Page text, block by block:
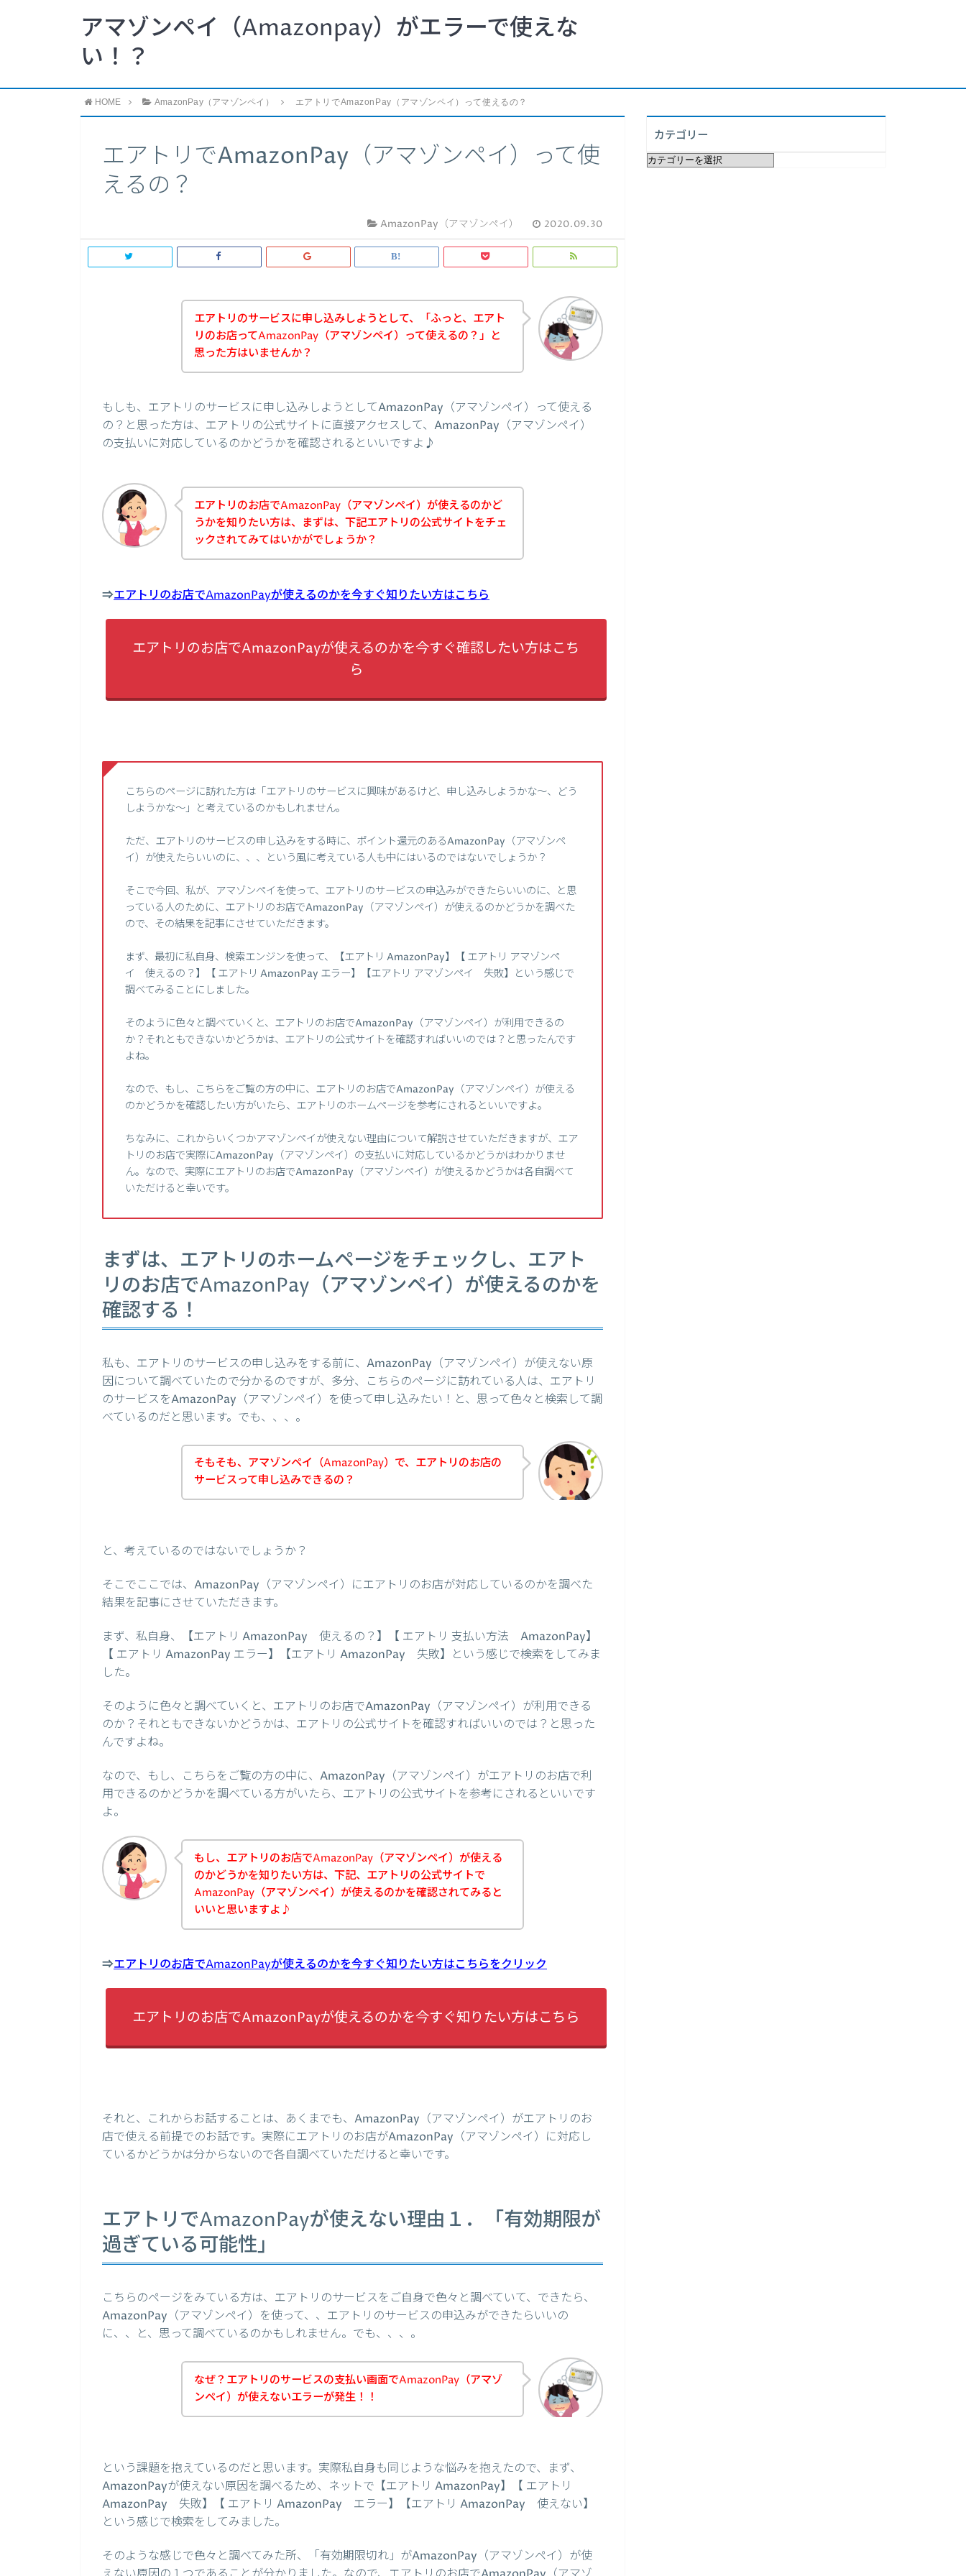
アマゾンペイ（Amazonpay）がエラーで使えな
い！？
HOME AmazonPay（アマゾンペイ） エアトリでAmazonPay（アマゾンペイ）って使えるの？
エアトリでAmazonPay（アマゾンペイ）って使
えるの？
AmazonPay（アマゾンペイ） 2020.09.30
エアトリのサービスに申し込みしようとして、「ふっと、エアト
リのお店ってAmazonPay（アマゾンペイ）って使えるの？」と
思った方はいませんか？
もしも、エアトリのサービスに申し込みしようとしてAmazonPay（アマゾンペイ）って使える
の？と思った方は、エアトリの公式サイトに直接アクセスして、AmazonPay（アマゾンペイ）
の支払いに対応しているのかどうかを確認されるといいですよ♪
エアトリのお店でAmazonPay（アマゾンペイ）が使えるのかど
うかを知りたい方は、まずは、下記エアトリの公式サイトをチェ
ックされてみてはいかがでしょうか？
⇒エアトリのお店でAmazonPayが使えるのかを今すぐ知りたい方はこちら
エアトリのお店でAmazonPayが使えるのかを今すぐ確認したい方はこち
ら
こちらのページに訪れた方は「エアトリのサービスに興味があるけど、申し込みしようかな～、どう
しようかな～」と考えているのかもしれません。
ただ、エアトリのサービスの申し込みをする時に、ポイント還元のあるAmazonPay（アマゾンペ
イ）が使えたらいいのに、、、という風に考えている人も中にはいるのではないでしょうか？
そこで今回、私が、アマゾンペイを使って、エアトリのサービスの申込みができたらいいのに、と思
っている人のために、エアトリのお店でAmazonPay（アマゾンペイ）が使えるのかどうかを調べた
ので、その結果を記事にさせていただきます。
まず、最初に私自身、検索エンジンを使って、【エアトリ AmazonPay】【 エアトリ アマゾンペ
イ 使えるの？】【 エアトリ AmazonPay エラー】【エアトリ アマゾンペイ 失敗】という感じで
調べてみることにしました。
そのように色々と調べていくと、エアトリのお店でAmazonPay（アマゾンペイ）が利用できるの
か？それともできないかどうかは、エアトリの公式サイトを確認すればいいのでは？と思ったんです
よね。
なので、もし、こちらをご覧の方の中に、エアトリのお店でAmazonPay（アマゾンペイ）が使える
のかどうかを確認したい方がいたら、エアトリのホームページを参考にされるといいですよ。
ちなみに、これからいくつかアマゾンペイが使えない理由について解説させていただきますが、エア
トリのお店で実際にAmazonPay（アマゾンペイ）の支払いに対応しているかどうかはわかりませ
ん。なので、実際にエアトリのお店でAmazonPay（アマゾンペイ）が使えるかどうかは各自調べて
いただけると幸いです。
まずは、エアトリのホームページをチェックし、エアト
リのお店でAmazonPay（アマゾンペイ）が使えるのかを
確認する！
私も、エアトリのサービスの申し込みをする前に、AmazonPay（アマゾンペイ）が使えない原
因について調べていたので分かるのですが、多分、こちらのページに訪れている人は、エアトリ
のサービスをAmazonPay（アマゾンペイ）を使って申し込みたい！と、思って色々と検索して調
べているのだと思います。でも、、、。
そもそも、アマゾンペイ（AmazonPay）で、エアトリのお店の
サービスって申し込みできるの？
と、考えているのではないでしょうか？
そこでここでは、AmazonPay（アマゾンペイ）にエアトリのお店が対応しているのかを調べた
結果を記事にさせていただきます。
まず、私自身、【エアトリ AmazonPay 使えるの？】【 エアトリ 支払い方法 AmazonPay】
【 エアトリ AmazonPay エラー】【エアトリ AmazonPay 失敗】という感じで検索をしてみま
した。
そのように色々と調べていくと、エアトリのお店でAmazonPay（アマゾンペイ）が利用できる
のか？それともできないかどうかは、エアトリの公式サイトを確認すればいいのでは？と思った
んですよね。
なので、もし、こちらをご覧の方の中に、AmazonPay（アマゾンペイ）がエアトリのお店で利
用できるのかどうかを調べている方がいたら、エアトリの公式サイトを参考にされるといいです
よ。
もし、エアトリのお店でAmazonPay（アマゾンペイ）が使える
のかどうかを知りたい方は、下記、エアトリの公式サイトで
AmazonPay（アマゾンペイ）が使えるのかを確認されてみると
いいと思いますよ♪
⇒エアトリのお店でAmazonPayが使えるのかを今すぐ知りたい方はこちらをクリック
エアトリのお店でAmazonPayが使えるのかを今すぐ知りたい方はこちら
それと、これからお話することは、あくまでも、AmazonPay（アマゾンペイ）がエアトリのお
店で使える前提でのお話です。実際にエアトリのお店がAmazonPay（アマゾンペイ）に対応し
ているかどうかは分からないので各自調べていただけると幸いです。
エアトリでAmazonPayが使えない理由１．「有効期限が
過ぎている可能性」
こちらのページをみている方は、エアトリのサービスをご自身で色々と調べていて、できたら、
AmazonPay（アマゾンペイ）を使って、、エアトリのサービスの申込みができたらいいの
に、、と、思って調べているのかもしれません。でも、、、。
なぜ？エアトリのサービスの支払い画面でAmazonPay（アマゾ
ンペイ）が使えないエラーが発生！！
という課題を抱えているのだと思います。実際私自身も同じような悩みを抱えたので、まず、
AmazonPayが使えない原因を調べるため、ネットで【エアトリ AmazonPay】【 エアトリ
AmazonPay 失敗】【 エアトリ AmazonPay エラー】【エアトリ AmazonPay 使えない】
という感じで検索をしてみました。
そのような感じで色々と調べてみた所、「有効期限切れ」がAmazonPay（アマゾンペイ）が使
カテゴリー